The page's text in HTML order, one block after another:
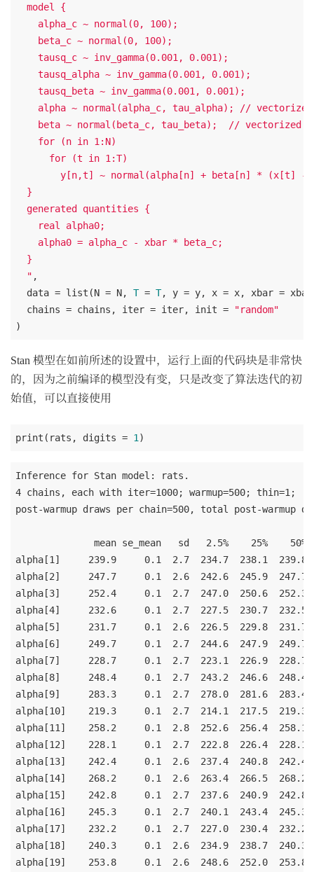
  model {
    alpha_c ~ normal(0, 100);
    beta_c ~ normal(0, 100);
    tausq_c ~ inv_gamma(0.001, 0.001);
    tausq_alpha ~ inv_gamma(0.001, 0.001);
    tausq_beta ~ inv_gamma(0.001, 0.001);
    alpha ~ normal(alpha_c, tau_alpha); // vectorized
    beta ~ normal(beta_c, tau_beta);  // vectorized
    for (n in 1:N)
      for (t in 1:T)
y[n,t] ~ normal(alpha[n] + beta[n] * (x[t] -
  }
  generated quantities {
    real alpha0;
    alpha0 = alpha_c - xbar * beta_c;
  }
  "
,
  data = list(N = N,
T = T, y = y, x = x, xbar =
  chains = chains, iter = iter, init =
"random"
Stan 模型在如前所述的设置中，运行上面的代码块是非常快
的，因为之前编译的模型没有变，只是改变了算法迭代的初
始值，可以直接使用
print(rats, digits = 1
Inference for Stan model: rats.
4 chains, each with iter=1000; warmup=500; thin=1;
post-warmup draws per chain=500, total post-warmup
mean se_mean   sd   2.5%    25%    50%
alpha[1]     239.9     0.1  2.7  234.7  238.1  239.8
alpha[2]     247.7     0.1  2.6  242.6  245.9  247.7
alpha[3]     252.4     0.1  2.7  247.0  250.6  252.3
alpha[4]     232.6     0.1  2.7  227.5  230.7  232.5
alpha[5]     231.7     0.1  2.6  226.5  229.8  231.7
alpha[6]     249.7     0.1  2.7  244.6  247.9  249.7
alpha[7]     228.7     0.1  2.7  223.1  226.9  228.7
alpha[8]     248.4     0.1  2.7  243.2  246.6  248.4
alpha[9]     283.3     0.1  2.7  278.0  281.6  283.4
alpha[10]    219.3     0.1  2.7  214.1  217.5  219.3
alpha[11]    258.2     0.1  2.8  252.6  256.4  258.1
alpha[12]    228.1     0.1  2.7  222.8  226.4  228.1
alpha[13]    242.4     0.1  2.6  237.4  240.8  242.4
alpha[14]    268.2     0.1  2.6  263.4  266.5  268.2
alpha[15]    242.8     0.1  2.7  237.6  240.9  242.8
alpha[16]    245.3     0.1  2.7  240.1  243.4  245.3
alpha[17]    232.2     0.1  2.7  227.0  230.4  232.2
alpha[18]    240.3     0.1  2.6  234.9  238.7  240.3
alpha[19]    253.8     0.1  2.6  248.6  252.0  253.8